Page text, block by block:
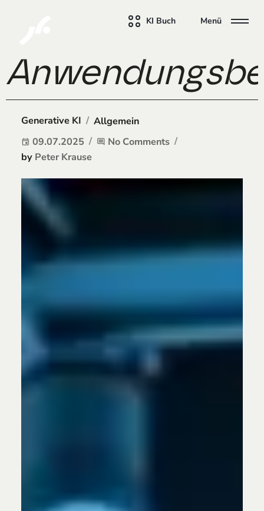
KI Buch Menü
Generative KI / Allgemein
event 09.07.2025 comment No Comments
by Peter Krause